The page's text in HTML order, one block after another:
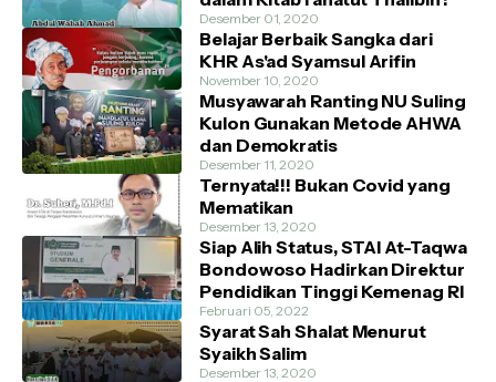
Desember 01, 2020
Belajar Berbaik Sangka dari
KHR As'ad Syamsul Arifin
November 10, 2020
Musyawarah Ranting NU Suling
Kulon Gunakan Metode AHWA
dan Demokratis
Desember 11, 2020
Ternyata!!! Bukan Covid yang
Mematikan
Desember 13, 2020
Siap Alih Status, STAI At-Taqwa
Bondowoso Hadirkan Direktur
Pendidikan Tinggi Kemenag RI
Februari 05, 2022
Syarat Sah Shalat Menurut
Syaikh Salim
Desember 13, 2020